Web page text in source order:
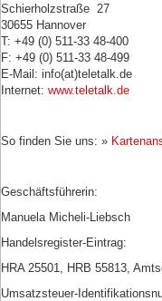
Schierholzstraße 27
30655 Hannover
T: +49 (0) 511-33 48-400
F: +49 (0) 511-33 48-499
E-Mail: info(at)teletalk.de
Internet: www.teletalk.de
So finden Sie uns: »
Geschäftsführerin:
Manuela Micheli-Liebsch
Handelsregister-Eintrag:
HRA 25501, HRB 55813,
Umsatzsteuer-